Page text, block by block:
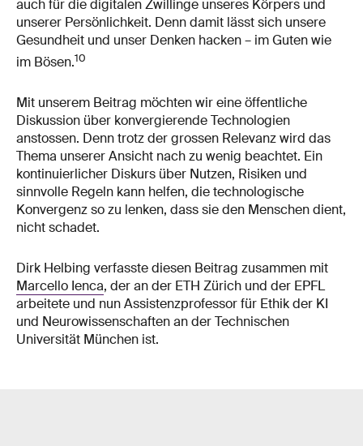
auch für die digitalen Zwillinge unseres Körpers und
unserer Persönlichkeit. Denn damit lässt sich unsere
Gesundheit und unser Denken hacken – im Guten wie
im Bösen.10
Mit unserem Beitrag möchten wir eine öffentliche
Diskussion über konvergierende Technologien
anstossen. Denn trotz der grossen Relevanz wird das
Thema unserer Ansicht nach zu wenig beachtet. Ein
kontinuierlicher Diskurs über Nutzen, Risiken und
sinnvolle Regeln kann helfen, die technologische
Konvergenz so zu lenken, dass sie den Menschen dient,
nicht schadet.
Dirk Helbing verfasste diesen Beitrag zusammen mit
Marcello Ienca, der an der ETH Zürich und der EPFL
arbeitete und nun Assistenzprofessor für Ethik der KI
und Neurowissenschaften an der Technischen
Universität München ist.